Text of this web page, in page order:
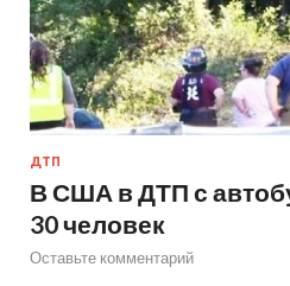
ДТП
В США в ДТП с
30 человек
Оставьте комментарий